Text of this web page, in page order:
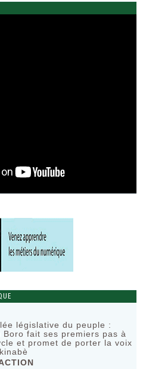
législative du peuple :
Boro fait ses premiers pas à
et promet de porter la voix